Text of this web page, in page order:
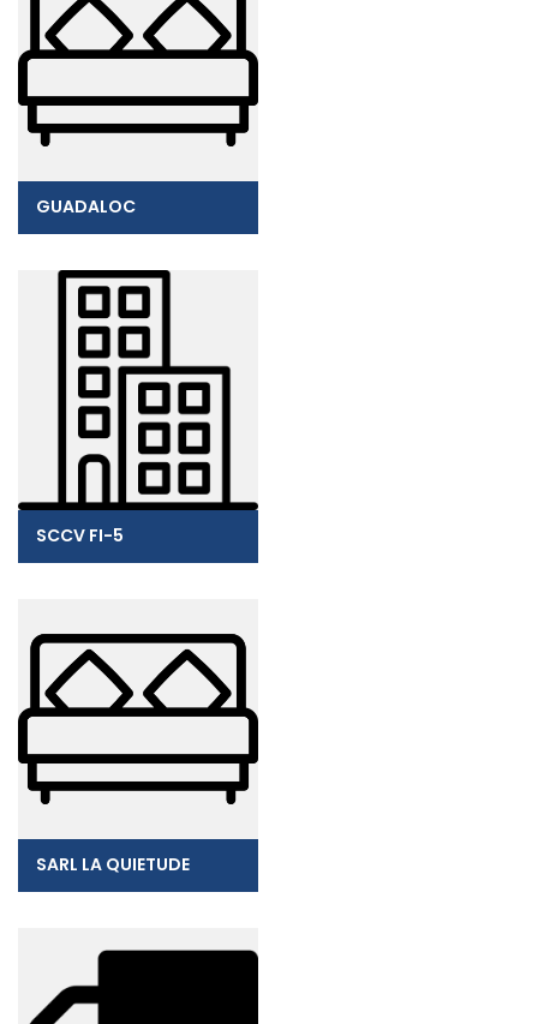
GUADALOC
SCCV FI-5
SARL LA QUIETUDE